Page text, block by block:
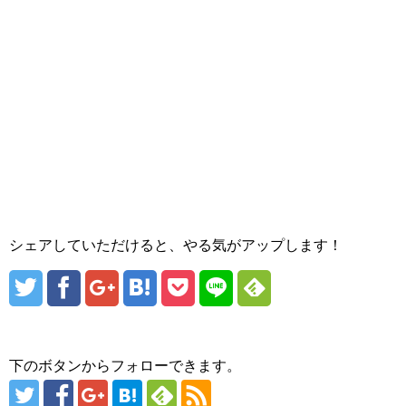
シェアしていただけると、やる気がアップします！
下のボタンからフォローできます。